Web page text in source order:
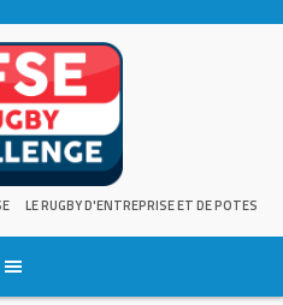
LE RUGBY D'ENTREPRISE ET DE POTES